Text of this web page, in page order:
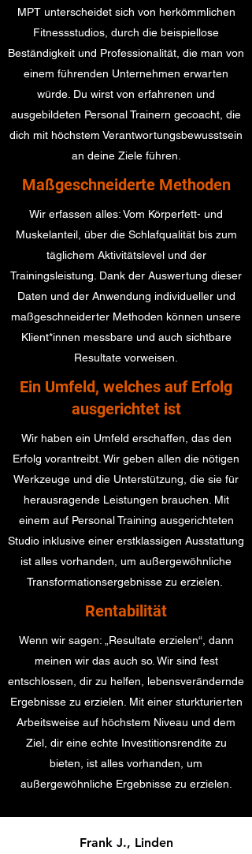
MPT unterscheidet sich von herkömmlichen
Fitnessstudios, durch die beispiellose
Beständigkeit und Professionalität, die man von
einem führenden Unternehmen erwarten
würde. Du wirst von erfahrenen und
ausgebildeten Personal Trainern gecoacht, die
dich mit höchstem Verantwortungsbewusstsein
an deine Ziele führen.
Maßgeschneiderte Methoden
Wir erfassen alles: Vom Körperfett- und
Muskelanteil, über die Schlafqualität bis zum
täglichem Aktivitätslevel und der
Trainingsleistung. Dank der Auswertung dieser
Daten und der Anwendung individueller und
maßgeschneiderter Methoden können unsere
Klient*innen messbare und auch sichtbare
Resultate vorweisen.
Ein Umfeld, welches auf Erfolg
ausgerichtet ist
Wir haben ein Umfeld erschaffen, das den
Erfolg vorantreibt. Wir geben allen die nötigen
Werkzeuge und die Unterstützung, die sie für
herausragende Leistungen brauchen. Mit
einem auf Personal Training ausgerichteten
Studio inklusive einer erstklassigen Ausstattung
ist alles vorhanden, um außergewöhnliche
Transformationsergebnisse zu erzielen.
Rentabilität
Wenn wir sagen: „Resultate erzielen“, dann
meinen wir das auch so. Wir sind fest
entschlossen, dir zu helfen, lebensverändernde
Ergebnisse zu erzielen. Mit einer sturkturierten
Arbeitsweise auf höchstem Niveau und dem
Ziel, dir eine echte Investitionsrendite zu
bieten, ist alles vorhanden, um
außergewöhnliche Ergebnisse zu erzielen.
Frank J., Linden